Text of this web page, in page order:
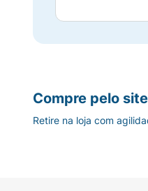
Sorvete
Principais
Compre pelo
Retire na loja com